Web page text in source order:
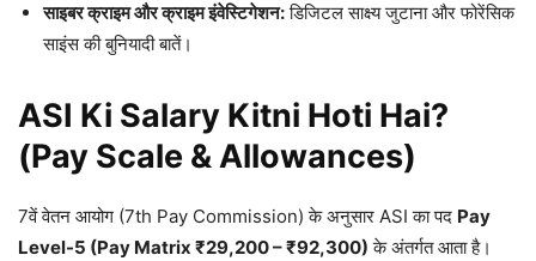
साइबर क्राइम और क्राइम इंवेस्टिगेशन:डिजिटल साक्ष्य जुटाना और फोरेंसिक
साइंस की बुनियादी बातें।
ASI Ki Salary Kitni Hoti Hai?
(Pay Scale & Allowances)
7वें वेतन आयोग (7th Pay Commission) के अनुसार ASI का पद Pay
Level-5 (Pay Matrix ₹29,200 – ₹92,300) के अंतर्गत आता है।